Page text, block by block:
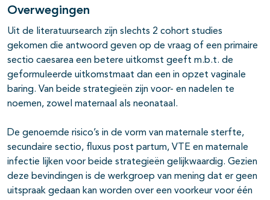
Overwegingen
Uit de literatuursearch zijn slechts 2 cohort studies
gekomen die antwoord geven op de vraag of een primaire
sectio caesarea een betere uitkomst geeft m.b.t. de
geformuleerde uitkomstmaat dan een in opzet vaginale
baring. Van beide strategieën zijn voor- en nadelen te
noemen, zowel maternaal als neonataal.
De genoemde risico’s in de vorm van maternale sterfte,
secundaire sectio, fluxus post partum, VTE en maternale
infectie lijken voor beide strategieën gelijkwaardig. Gezien
deze bevindingen is de werkgroep van mening dat er geen
uitspraak gedaan kan worden over een voorkeur voor één